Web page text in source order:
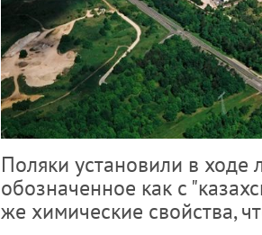
Поляки установили в ходе
обозначенное как с
же химические свойства,